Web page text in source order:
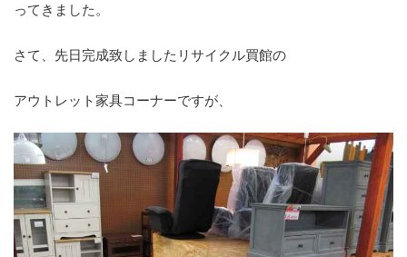
ってきました。
さて、先日完成致しましたリサイクル買館の
アウトレット家具コーナーですが、